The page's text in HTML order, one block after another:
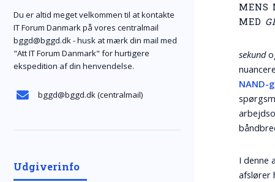
MENS
MED
sekund
NAND-
I denne
afslører
Du er altid meget velkommen til at kontakte
IT Forum Danmark på vores centralmail
bggd@bggd.dk- husk at mærk din mail med
"Att IT Forum Danmark" for hurtigere
ekspedition af din henvendelse.
bggd@bggd.dk(centralmail)
Udgiverinfo